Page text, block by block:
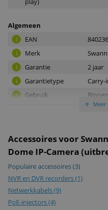
Algemeen
i EAN
i Merk Swann
i Garantie 2 jaar
i Garantietype Carry-
i Gebruik
Netwerk
i
App beschikbaar
voor
Protocol
ondersteuning
» Meer
Accessoires voor
Dome IP-Camera
Populaire accessoires(3)
NVR en DVR recorders(1)
Netwerkkabels(9)
PoE-injectors(4)